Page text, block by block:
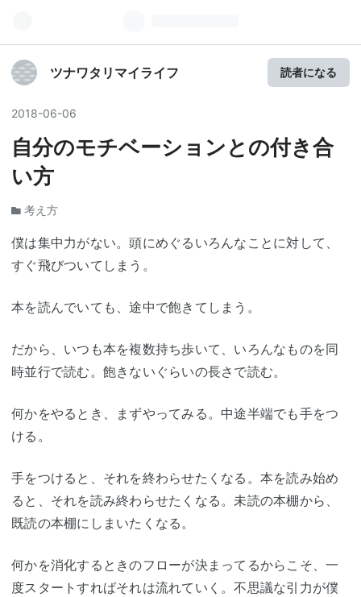
ツナワタリマイライフ 読者になる
2018-06-06
自分のモチベーションとの付き合
い方
考え方
僕は集中力がない。頭にめぐるいろんなことに対して、
すぐ飛びついてしまう。
本を読んでいても、途中で飽きてしまう。
だから、いつも本を複数持ち歩いて、いろんなものを同
時並行で読む。飽きないぐらいの長さで読む。
何かをやるとき、まずやってみる。中途半端でも手をつ
ける。
手をつけると、それを終わらせたくなる。本を読み始め
ると、それを読み終わらせたくなる。未読の本棚から、
既読の本棚にしまいたくなる。
何かを消化するときのフローが決まってるからこそ、一
度スタートすればそれは流れていく。不思議な引力が僕